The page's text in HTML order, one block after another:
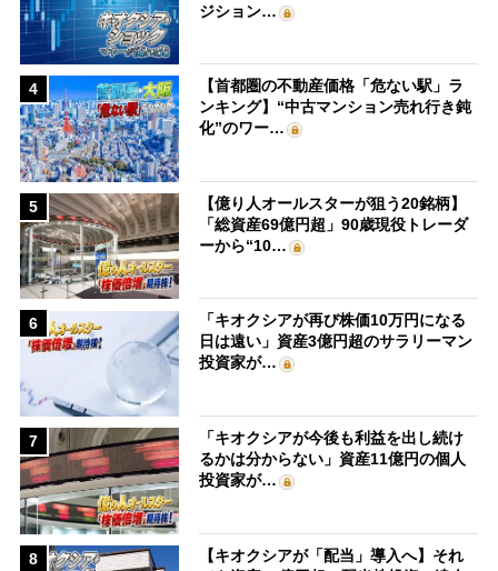
ジション…
4
【首都圏の不動産価格「危ない駅」ラ
ンキング】“中古マンション売れ行き鈍
化”のワー…
5
【億り人オールスターが狙う20銘柄】
「総資産69億円超」90歳現役トレーダ
ーから“10…
6
「キオクシアが再び株価10万円になる
日は遠い」資産3億円超のサラリーマン
投資家が…
7
「キオクシアが今後も利益を出し続け
るかは分からない」資産11億円の個人
投資家が…
8
【キオクシアが「配当」導入へ】それ